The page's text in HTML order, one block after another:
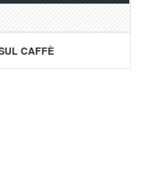
CAFFÈ